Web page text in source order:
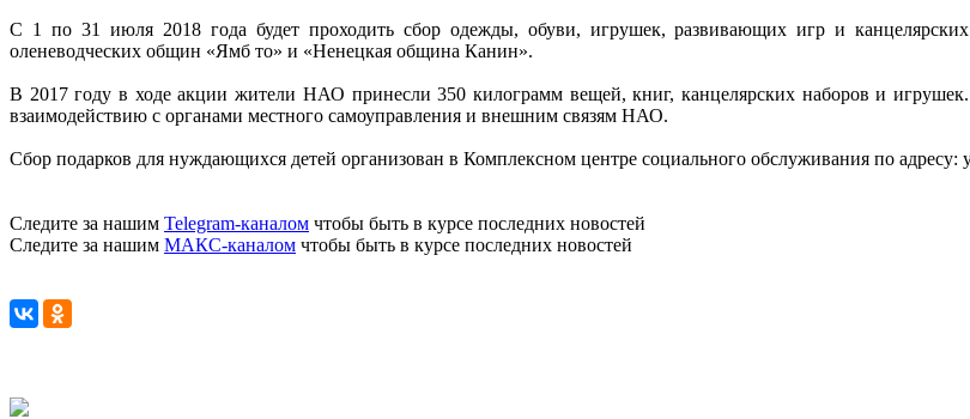
С 1 по 31 июля 2018 года будет проходить сбор одежды, обуви, игрушек, развивающих игр и
оленеводческих общин «Ямб то» и «Ненецкая община Канин».
В 2017 году в ходе акции жители НАО принесли 350 килограмм вещей, книг, канцелярских наборов и
взаимодействию с органами местного самоуправления и внешним связям НАО.
Сбор подарков для нуждающихся детей организован в Комплексном центре социального обслуживания по адресу:
Следите за нашим Telegram-каналом чтобы быть в курсе последних новостей
Следите за нашим МАКС-каналом чтобы быть в курсе последних новостей